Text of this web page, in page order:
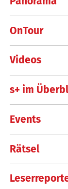
OnTour
Videos
s+ im
Events
Rätsel